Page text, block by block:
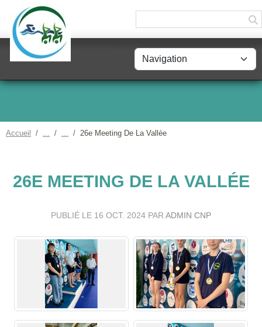
Accueil 26e Meeting De La Vallée
26E MEETING DE LA VALLÉE
PUBLIÉ LE 16 OCT. 2024 PAR ADMIN CNP
Panneau de gestion des cookies